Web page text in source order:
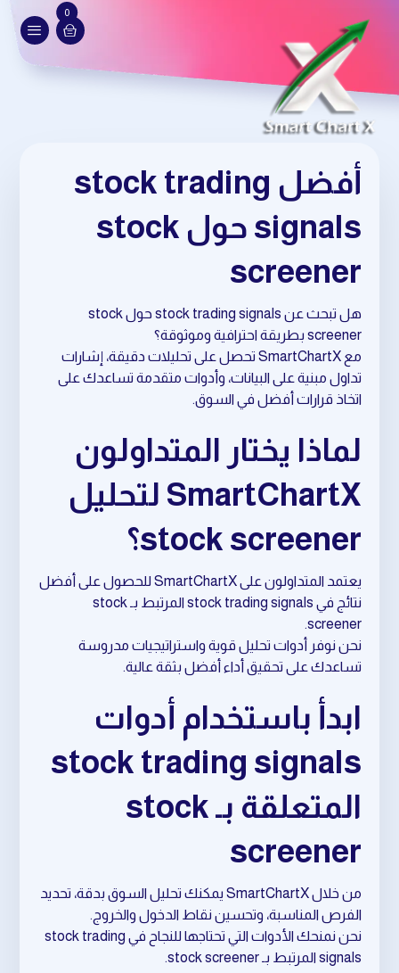
0
أفضل stock trading
signals حول stock
screener
هل تبحث عن stock trading signals حول stock
screener بطريقة احترافية وموثوقة؟
مع SmartChartX تحصل على تحليلات دقيقة، إشارات
تداول مبنية على البيانات، وأدوات متقدمة تساعدك على
اتخاذ قرارات أفضل في السوق.
لماذا يختار المتداولون
SmartChartX لتحليل
stock screener؟
يعتمد المتداولون على SmartChartX للحصول على أفضل
نتائج في stock trading signals المرتبط بـ stock
screener.
نحن نوفر أدوات تحليل قوية واستراتيجيات مدروسة
تساعدك على تحقيق أداء أفضل بثقة عالية.
ابدأ باستخدام أدوات
stock trading signals
المتعلقة بـ stock
screener
من خلال SmartChartX يمكنك تحليل السوق بدقة، تحديد
الفرص المناسبة، وتحسين نقاط الدخول والخروج.
نحن نمنحك الأدوات التي تحتاجها للنجاح في stock trading
signals المرتبط بـ stock screener.